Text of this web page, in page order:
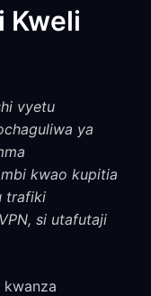
Kweli
vyetu
ya
kwao kupitia
trafiki
si utafutaji